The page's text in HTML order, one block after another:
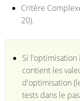
Critère
20).
Si l'optimisation
contient les
d'optimisation
tests dans le